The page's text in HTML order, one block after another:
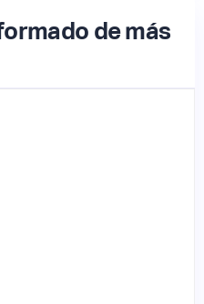
de más